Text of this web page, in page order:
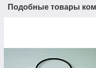
Подобные товары